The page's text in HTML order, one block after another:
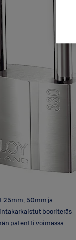
25mm, 50mm ja
booriteräs
patentti voimassa